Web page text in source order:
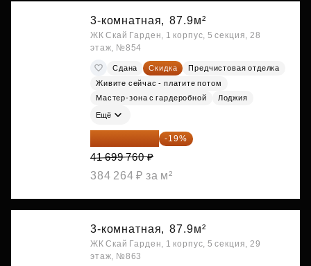
3-комнатная, 87.9м²
ЖК Скай Гарден, 1 корпус, 5 секция, 28
этаж, №854
Сдана Скидка
Предчистовая отделка
Живите сейчас - платите потом
Мастер-зона с гардеробной
Лоджия
Ещё
33 776 806 ₽ -19%
41 699 760 ₽
384 264 ₽ за м²
3-комнатная, 87.9м²
ЖК Скай Гарден, 1 корпус, 5 секция, 29
этаж, №863